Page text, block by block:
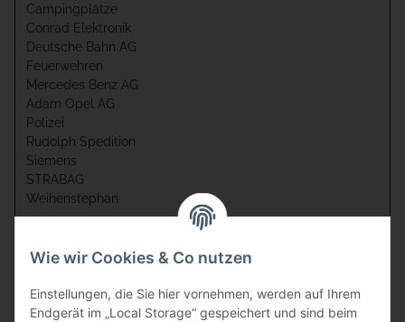
Campingplätze
Conrad Elektronik
Deutsche Bahn AG
Feuerwehren
Mercedes Benz AG
Adam Opel AG
Polizei
Rudolph Spedition
Siemens
STRABAG
Weihenstephan
und natürlich sehr viele Privatkunden
Wie wir Cookies & Co nutzen
Einstellungen, die Sie hier vornehmen, werden auf Ihrem
Endgerät im „Local Storage“ gespeichert und sind beim